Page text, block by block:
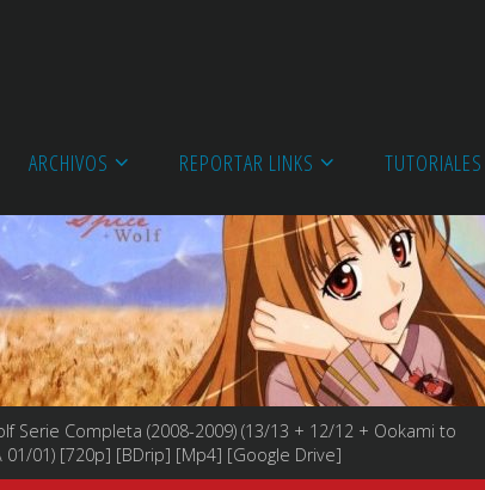
ARCHIVOS REPORTAR LINKS TUTORIALES
Serie Completa (2008-2009) (13/13 + 12/12 + Ookami to
01/01) [720p] [BDrip] [Mp4] [Google Drive]